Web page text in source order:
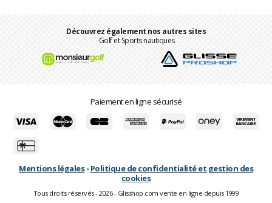
Découvrez également nos autres sites
Golf et Sports nautiques
Paiement en ligne sécurisé
Mentions légales- Politique de confidentialité et gestion des
cookies
Tous droits réservés - 2026 - Glisshop.com vente en ligne depuis 1999